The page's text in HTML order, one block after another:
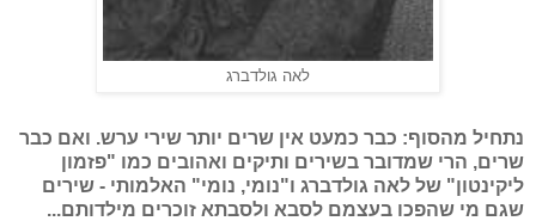
לאה גולדברג
נתחיל מהסוף: כבר כמעט אין שרים יותר שירי ערש. ואם כבר
שרים, הרי שמדובר בשירים ותיקים ואהובים כמו "פזמון
ליקינטון" של לאה גולדברג ו"נומי, נומי" האלמותי - שירים
שגם מי שהפכו בעצמם לסבא ולסבתא זוכרים מילדותם...